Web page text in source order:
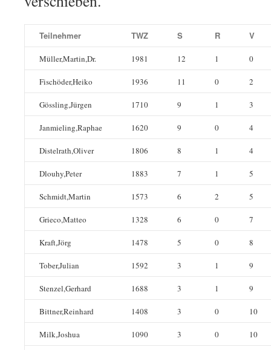
Teilnehmer TWZ S R V
Müller,Martin,Dr. 1981 12 1 0
Fischöder,Heiko 1936 11 0 2
Gössling,Jürgen 1710 9 1 3
Janmieling,Raphae 1620 9 0 4
Distelrath,Oliver 1806 8 1 4
Dlouhy,Peter 1883 7 1 5
Schmidt,Martin 1573 6 2 5
Grieco,Matteo 1328 6 0 7
Kraft,Jörg 1478 5 0 8
Tober,Julian 1592 3 1 9
Stenzel,Gerhard 1688 3 1 9
Bittner,Reinhard 1408 3 0 10
Milk,Joshua 1090 3 0 10